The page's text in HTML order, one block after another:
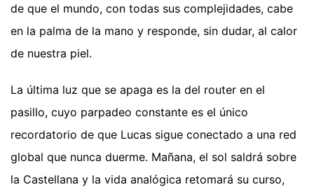
de que el mundo, con todas sus complejidades, cabe
en la palma de la mano y responde, sin dudar, al calor
de nuestra piel.
La última luz que se apaga es la del router en el
pasillo, cuyo parpadeo constante es el único
recordatorio de que Lucas sigue conectado a una red
global que nunca duerme. Mañana, el sol saldrá sobre
la Castellana y la vida analógica retomará su curso,